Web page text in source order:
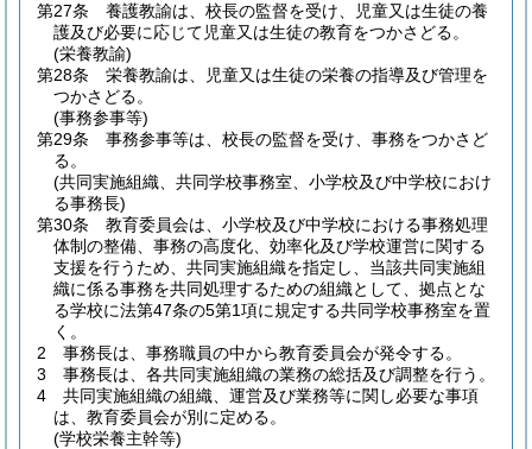
第27条
養護教諭は、校長の監督を受け、児童又は生徒の養
護及び必要に応じて児童又は生徒の教育をつかさどる。
(栄養教諭)
第28条
栄養教諭は、児童又は生徒の栄養の指導及び管理を
つかさどる。
(事務参事等)
第29条
事務参事等は、校長の監督を受け、事務をつかさど
る。
(共同実施組織、共同学校事務室、小学校及び中学校におけ
る事務長)
第30条
教育委員会は、小学校及び中学校における事務処理
体制の整備、事務の高度化、効率化及び学校運営に関する
支援を行うため、共同実施組織を指定し、当該共同実施組
織に係る事務を共同処理するための組織として、拠点とな
る学校に法第47条の5第1項に規定する共同学校事務室を置
く。
2
事務長は、事務職員の中から教育委員会が発令する。
3
事務長は、各共同実施組織の業務の総括及び調整を行う。
4
共同実施組織の組織、運営及び業務等に関し必要な事項
は、教育委員会が別に定める。
(学校栄養主幹等)